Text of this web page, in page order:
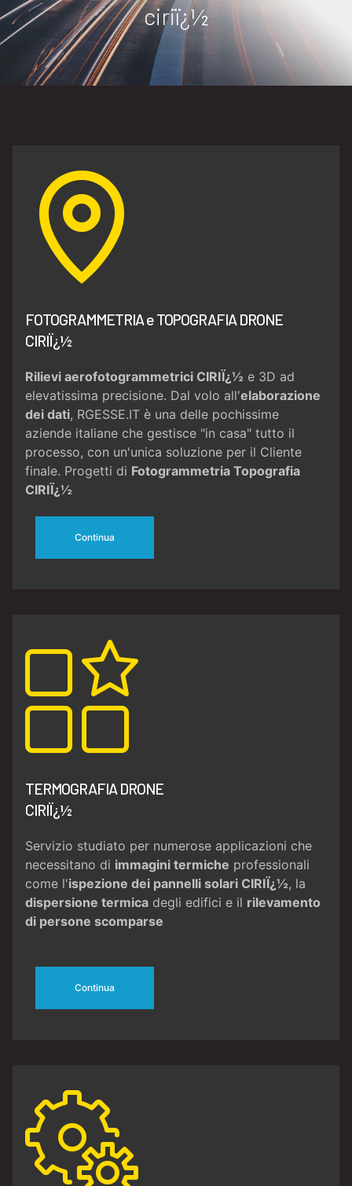
ciriï¿½
FOTOGRAMMETRIA e TOPOGRAFIA DRONE
CIRIÏ¿½
Rilievi aerofotogrammetrici CIRIÏ¿½ e 3D ad
elevatissima precisione. Dal volo all'elaborazione
dei dati, RGESSE.IT è una delle pochissime
aziende italiane che gestisce "in casa" tutto il
processo, con un'unica soluzione per il Cliente
finale. Progetti di Fotogrammetria Topografia
CIRIÏ¿½
Continua
TERMOGRAFIA DRONE
CIRIÏ¿½
Servizio studiato per numerose applicazioni che
necessitano di immagini termiche professionali
come l'ispezione dei pannelli solari CIRIÏ¿½, la
dispersione termica degli edifici e il rilevamento
di persone scomparse
Continua